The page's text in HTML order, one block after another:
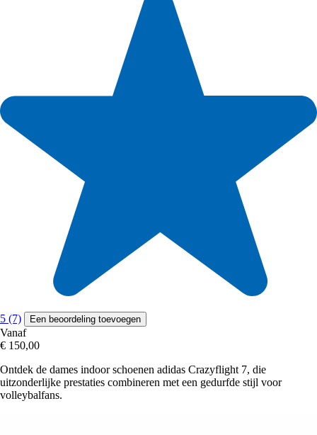
5 (7) Een beoordeling toevoegen
Vanaf
€ 150,00
Ontdek de dames indoor schoenen adidas Crazyflight 7, die
uitzonderlijke prestaties combineren met een gedurfde stijl voor
volleybalfans.